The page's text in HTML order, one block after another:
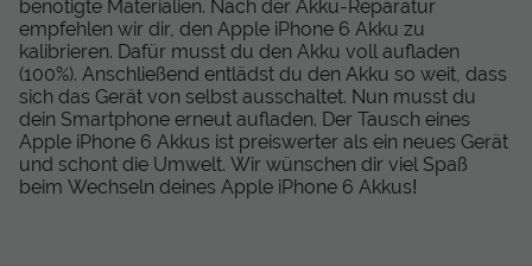
benötigte Materialien. Nach der Akku-Reparatur
empfehlen wir dir, den Apple iPhone 6 Akku zu
kalibrieren. Dafür musst du den Akku voll aufladen
(100%). Anschließend entlädst du den Akku so weit, dass
sich das Gerät von selbst ausschaltet. Nun musst du
dein Smartphone erneut aufladen. Der Tausch eines
Apple iPhone 6 Akkus ist preiswerter als ein neues Gerät
und schont die Umwelt. Wir wünschen dir viel Spaß
beim Wechseln deines Apple iPhone 6 Akkus!